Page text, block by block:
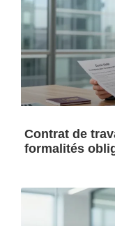
Contrat de
formalités